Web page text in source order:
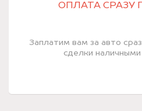
ОПЛАТА СРАЗУ
Заплатим вам за авто
сделки наличными